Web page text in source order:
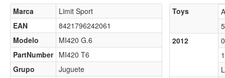
Marca
Limit Sport
EAN
8421796242061
Modelo
MI420 G.6
PartNumber MI420 T6
Grupo
Juguete
Toys
2012